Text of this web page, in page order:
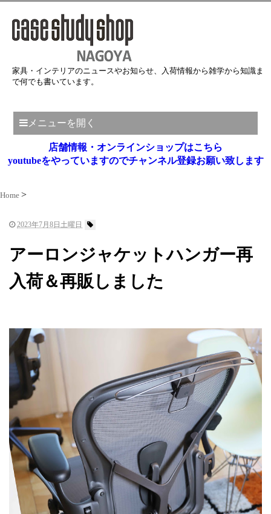
家具・インテリアのニュースやお知らせ、入荷情報から雑学から知識ま
で何でも書いています。
メニューを開く
店舗情報・オンラインショップはこちら
youtubeをやっていますのでチャンネル登録お願い致します
Home
2023年7月8日土曜日
アーロンジャケットハンガー再
入荷＆再販しました